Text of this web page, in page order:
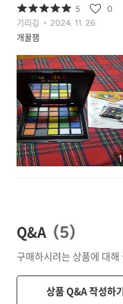
5 0
기리깅 2024. 11. 26
개꿀잼
1
Q&A (5)
구매하시려는 상품에 대
상품 Q&A 작성하